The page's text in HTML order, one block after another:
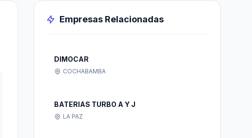
Empresas Relacionadas
DIMOCAR
COCHABAMBA
BATERIAS TURBO A Y J
LA PAZ